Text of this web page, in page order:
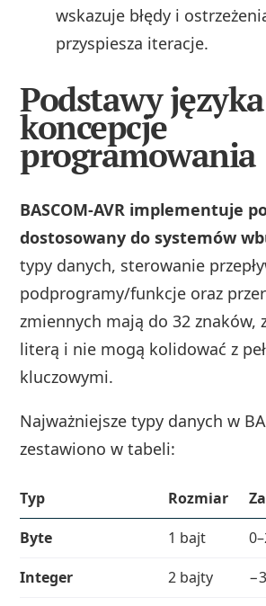
wskazuje błędy i
przyspiesza iteracje.
Podstawy
koncepcje
programowania
BASCOM‑AVR implementuje
dostosowany do systemów
typy danych, sterowanie
podprogramy/funkcje oraz
zmiennych mają do 32 znaków,
literą i nie mogą kolidować z
kluczowymi.
Najważniejsze typy danych w
zestawiono w tabeli:
Typ Rozmiar
Byte
1 bajt
Integer
2 bajty